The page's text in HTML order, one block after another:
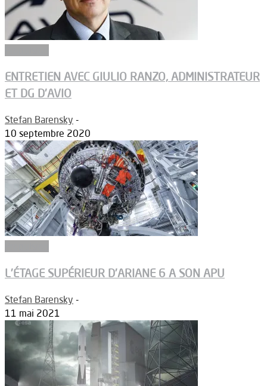
ENTRETIEN AVEC GIULIO RANZO, ADMINISTRATEUR
ET DG D’AVIO
Stefan Barensky -
10 septembre 2020
L’ÉTAGE SUPÉRIEUR D’ARIANE 6 A SON APU
Stefan Barensky -
11 mai 2021